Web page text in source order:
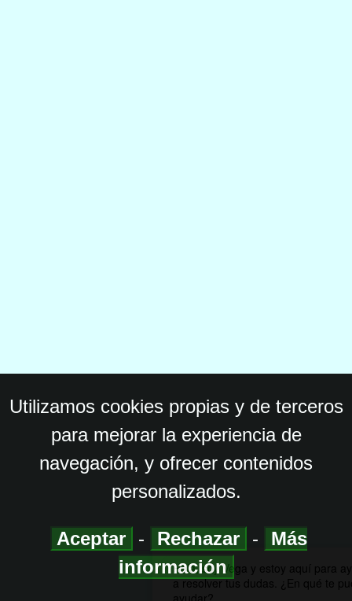
Utilizamos cookies propias y de terceros
para mejorar la experiencia de
navegación, y ofrecer contenidos
personalizados.
Aceptar - Rechazar -
Más
información